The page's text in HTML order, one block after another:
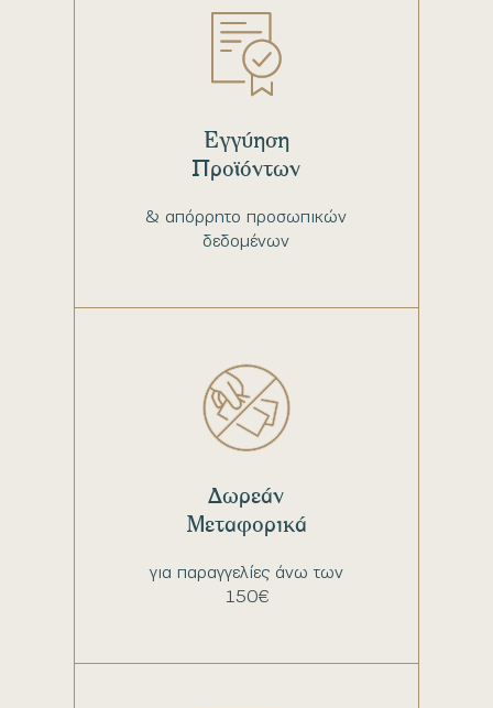
& απόρρητο προσωπικών
δεδομένων
Εγγύηση
Προϊόντων
για παραγγελίες άνω των
150€
Δωρεάν
Μεταφορικά